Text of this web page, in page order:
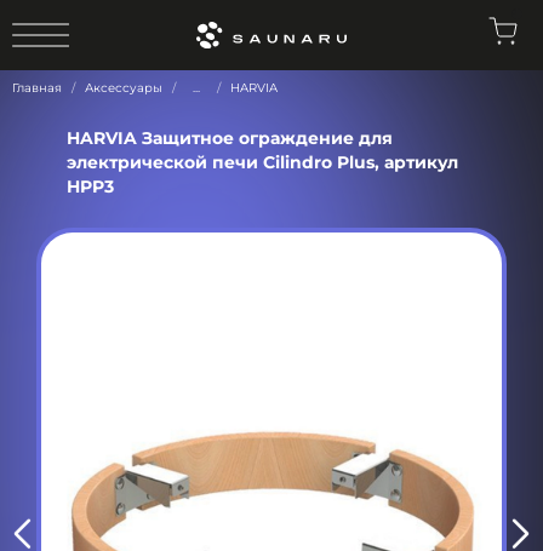
Главная Аксессуары ... HARVIA
HARVIA Защитное ограждение для
электрической печи Cilindro Plus, артикул
HPP3